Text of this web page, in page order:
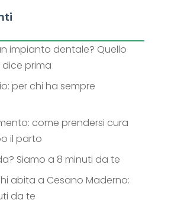
impianto dentale? Quello
prima
per chi ha sempre
come prendersi cura
il parto
Siamo a 8 minuti da te
abita a Cesano Maderno:
da te